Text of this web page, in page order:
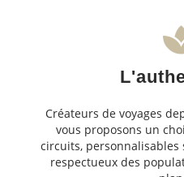
Créateurs de voyages
vous proposons un
circuits, personnalisables
respectueux des